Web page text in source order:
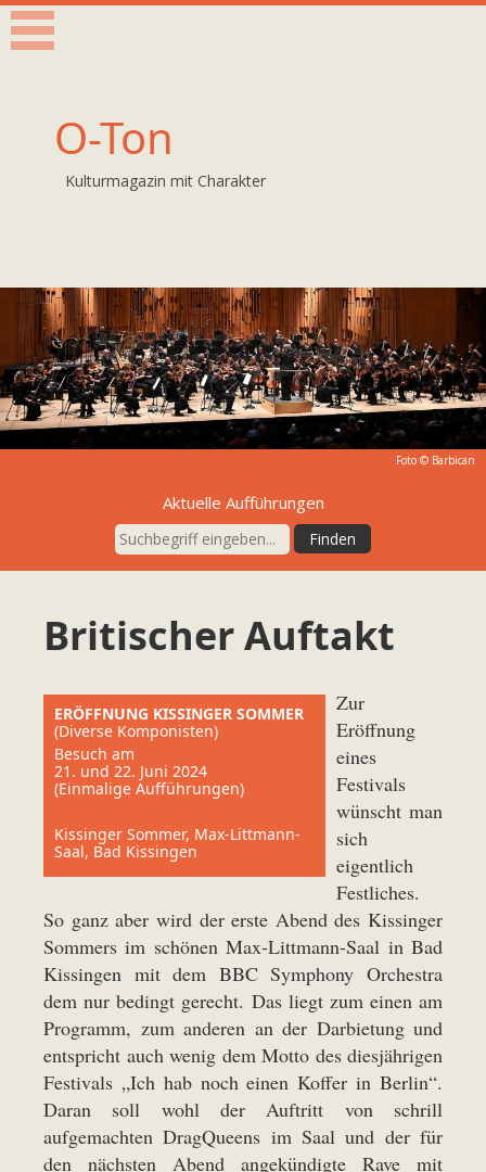
O-Ton
Kulturmagazin mit Charakter
Foto © Barbican
Aktuelle Aufführungen
Britischer Auftakt
ERÖFFNUNG KISSINGER SOMMER
(Diverse Komponisten)
Besuch am
21. und 22. Juni 2024
(Einmalige Aufführungen)
Kissinger Sommer, Max-Littmann-
Saal, Bad Kissingen
Zur
Eröffnung
eines
Festivals
wünscht man
sich
eigentlich
Festliches.
So ganz aber wird der erste Abend des Kissinger
Sommers im schönen Max-Littmann-Saal in Bad
Kissingen mit dem BBC Symphony Orchestra
dem nur bedingt gerecht. Das liegt zum einen am
Programm, zum anderen an der Darbietung und
entspricht auch wenig dem Motto des diesjährigen
Festivals „Ich hab noch einen Koffer in Berlin“.
Daran soll wohl der Auftritt von schrill
aufgemachten DragQueens im Saal und der für
den nächsten Abend angekündigte Rave mit